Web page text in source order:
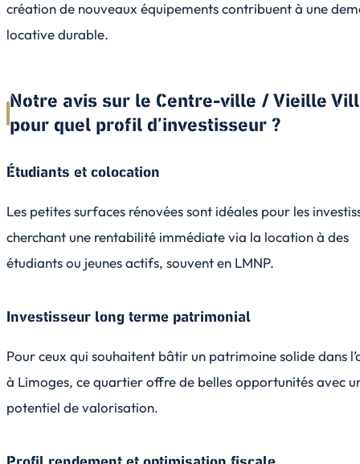
création de nouveaux équipements contribuent à une
locative durable.
Notre avis sur le Centre-ville / Vieille
pour quel profil d’investisseur ?
Étudiants et colocation
Les petites surfaces rénovées sont idéales pour les
cherchant une rentabilité immédiate via la location à des
étudiants ou jeunes actifs, souvent en LMNP.
Investisseur long terme patrimonial
Pour ceux qui souhaitent bâtir un patrimoine solide dans
à Limoges, ce quartier offre de belles opportunités avec
potentiel de valorisation.